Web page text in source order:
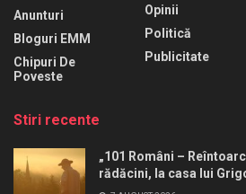
Anunturi
Bloguri EMM
Chipuri De
Poveste
Opinii
Politică
Publicitate
Stiri recente
„101 Români –
rădăcini, la casa lui